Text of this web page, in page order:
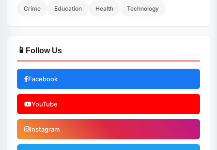
Crime Education Health Technology
📱 Follow Us
Facebook
YouTube
Instagram